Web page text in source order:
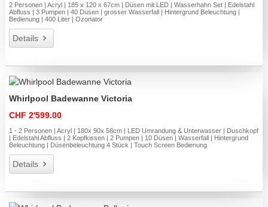
2 Personen | Acryl | 185 x 120 x 67cm | Düsen mit LED | Wasserhahn Set | Edelstahl
Abfluss | 3 Pumpen | 40 Düsen | grosser Wasserfall | Hintergrund Beleuchtung |
Bedienung | 400 Liter | Ozonator
Details
Whirlpool Badewanne Victoria
CHF 2'599.00
1 - 2 Personen | Acryl | 180x 90x 58cm | LED Umrandung & Unterwasser | Duschkopf
| Edelstahl Abfluss | 2 Kopfkissen | 2 Pumpen | 10 Düsen | Wasserfall | Hintergrund
Beleuchtung | Düsenbeleuchtung 4 Stück | Touch Screen Bedienung
Details